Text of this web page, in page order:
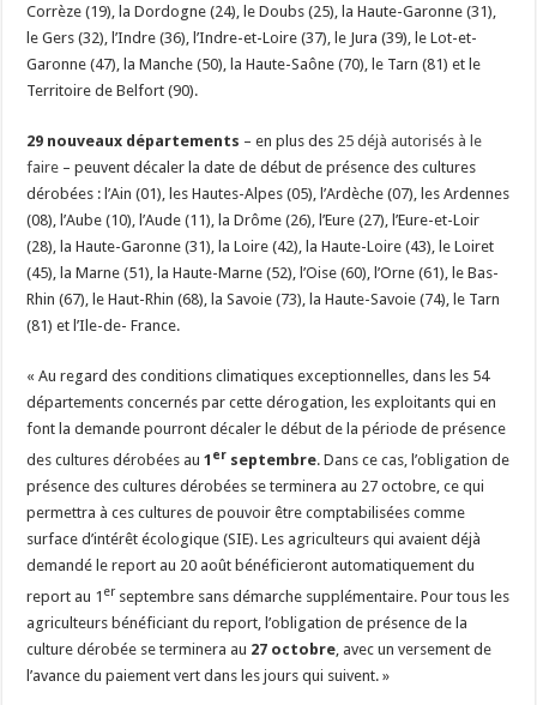
Corrèze (19), la Dordogne (24), le Doubs (25), la Haute-Garonne (31),
le Gers (32), l’Indre (36), l’Indre-et-Loire (37), le Jura (39), le Lot-et-
Garonne (47), la Manche (50), la Haute-Saône (70), le Tarn (81) et le
Territoire de Belfort (90).
29 nouveaux départements – en plus des 25 déjà autorisés à le
faire – peuvent décaler la date de début de présence des cultures
dérobées : l’Ain (01), les Hautes-Alpes (05), l’Ardèche (07), les Ardennes
(08), l’Aube (10), l’Aude (11), la Drôme (26), l’Eure (27), l’Eure-et-Loir
(28), la Haute-Garonne (31), la Loire (42), la Haute-Loire (43), le Loiret
(45), la Marne (51), la Haute-Marne (52), l’Oise (60), l’Orne (61), le Bas-
Rhin (67), le Haut-Rhin (68), la Savoie (73), la Haute-Savoie (74), le Tarn
(81) et l’Ile-de- France.
« Au regard des conditions climatiques exceptionnelles, dans les 54
départements concernés par cette dérogation, les exploitants qui en
font la demande pourront décaler le début de la période de présence
des cultures dérobées au1 er septembre. Dans ce cas, l’obligation de
présence des cultures dérobées se terminera au 27 octobre, ce qui
permettra à ces cultures de pouvoir être comptabilisées comme
surface d’intérêt écologique (SIE). Les agriculteurs qui avaient déjà
demandé le report au 20 août bénéficieront automatiquement du
report au 1 er septembre sans démarche supplémentaire. Pour tous les
agriculteurs bénéficiant du report, l’obligation de présence de la
culture dérobée se terminera au 27 octobre, avec un versement de
l’avance du paiement vert dans les jours qui suivent. »